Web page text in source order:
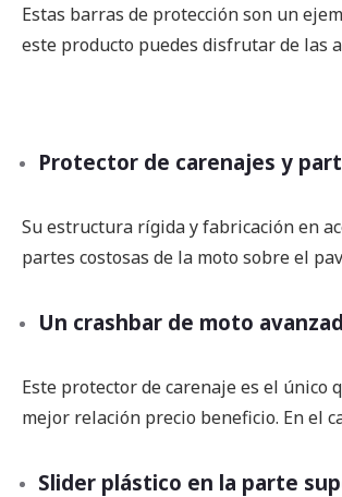
imágenes
Estas barras de protección son un
este producto puedes disfrutar de las
Protector de carenajes y
Su estructura rígida y fabricación en
partes costosas de la moto sobre el
Un crashbar de moto
Este protector de carenaje es el único
mejor relación precio beneficio. En el
Slider plástico en la parte